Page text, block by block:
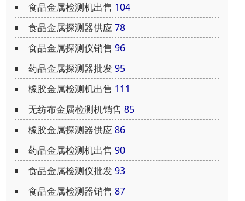
食品金属检测机出售 104
食品金属探测器供应78
食品金属探测仪销售 96
药品金属探测器批发95
橡胶金属检测机出售 111
无纺布金属检测机销售 85
橡胶金属探测器供应86
药品金属检测机出售 90
食品金属检测仪批发93
食品金属检测器销售 87